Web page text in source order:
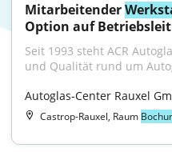
Mitarbeitender
Option auf
Seit 1993 steht ACR
und Qualität rund um
Autoglas-Center Rauxel
Castrop-Rauxel, Raum